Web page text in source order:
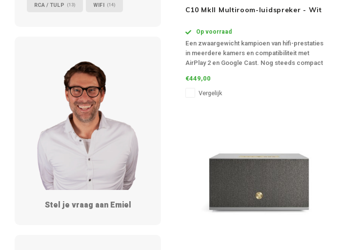
RCA / TULP (13) WIFI (14)
Stel je vraag aan Emiel
C10 MkII Multiroom-luidspreker - Wit
Op voorraad
Een zwaargewicht kampioen van hifi-prestaties
in meerdere kamers en compatibiliteit met
AirPlay 2 en Google Cast. Nog steeds compact
punch.
€449,00
Vergelijk